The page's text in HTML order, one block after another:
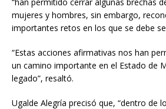
mujeres y hombres, sin embargo,
importantes retos en los que se debe
“Estas acciones afirmativas nos han
un camino importante en el Estado de
legado”, resaltó.
Ugalde Alegría precisó que, “dentro de